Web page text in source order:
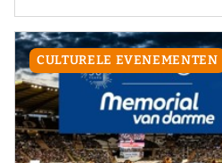
CULTURELE EVENEMENTEN